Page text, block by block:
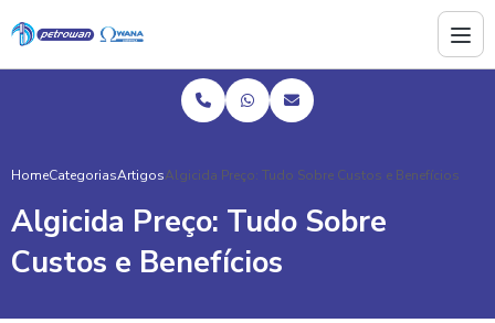
HomeCategoriasArtigosAlgicida Preço: Tudo Sobre Custos e Benefícios
Algicida Preço: Tudo Sobre
Custos e Benefícios